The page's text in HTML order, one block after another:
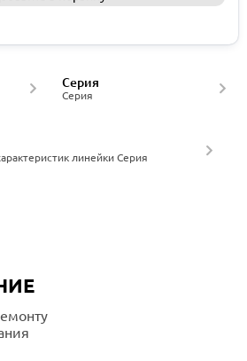
Серия
Серия
линейки Серия